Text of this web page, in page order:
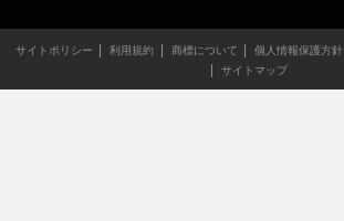
サイトポリシー 利用規約 商標について 個人情報保護方針
サイトマップ